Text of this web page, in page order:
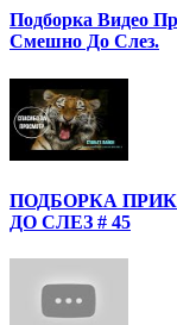
Подборка Видео
Смешно До Слез.
ПОДБОРКА
ДО СЛЕЗ # 45